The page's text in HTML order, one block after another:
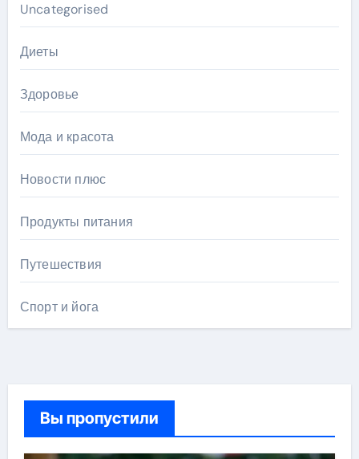
Uncategorised
Диеты
Здоровье
Мода и красота
Новости плюс
Продукты питания
Путешествия
Спорт и йога
Вы пропустили